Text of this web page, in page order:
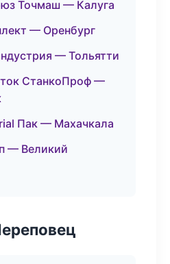
Точмаш — Калуга
— Оренбург
— Тольятти
СтанкоПроф —
Пак — Махачкала
— Великий